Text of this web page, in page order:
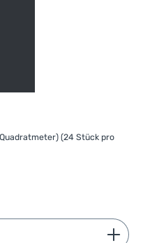
(24 Stück pro
Wert ein